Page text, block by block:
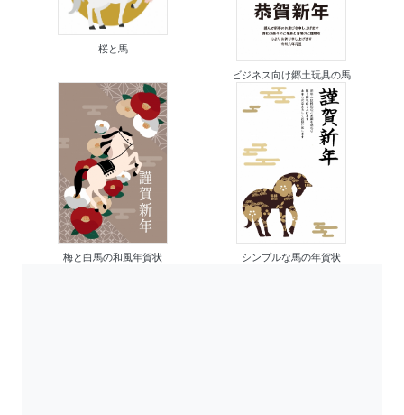
桜と馬
ビジネス向け郷土玩具の馬
梅と白馬の和風年賀状 シンプルな馬の年賀状